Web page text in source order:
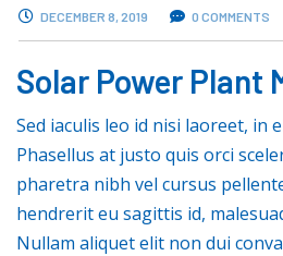
DECEMBER 8, 2019 0 COMMENTS
Solar Power Plant
Sed iaculis leo id nisi laoreet, in
Phasellus at justo quis orci
pharetra nibh vel cursus
hendrerit eu sagittis id,
Nullam aliquet elit non dui